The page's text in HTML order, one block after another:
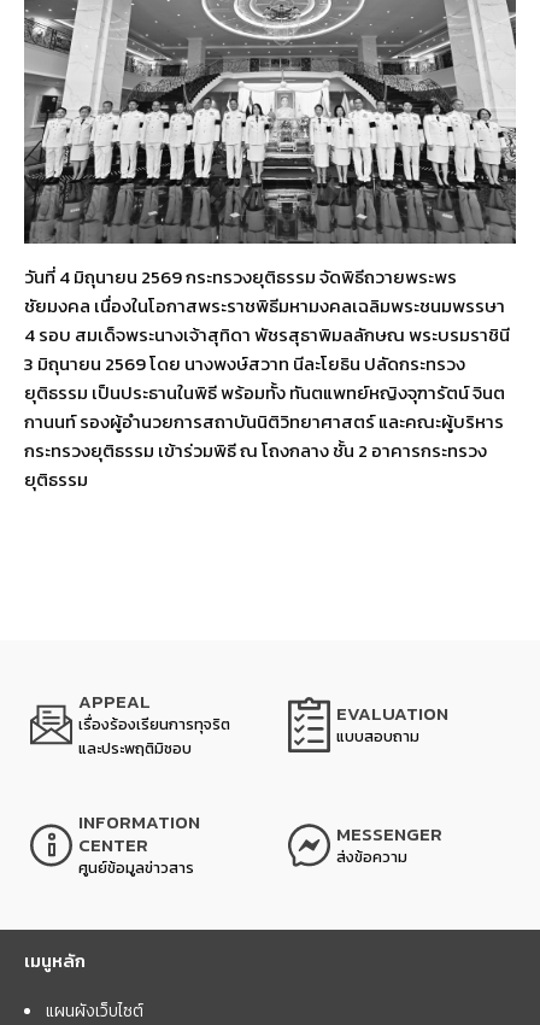
วันที่ 4 มิถุนายน 2569 กระทรวงยุติธรรม จัดพิธีถวายพระพร
ชัยมงคล เนื่องในโอกาสพระราชพิธีมหามงคลเฉลิมพระชนมพรรษา
4 รอบ สมเด็จพระนางเจ้าสุทิดา พัชรสุธาพิมลลักษณ พระบรมราชินี
3 มิถุนายน 2569 โดย นางพงษ์สวาท นีละโยธิน ปลัดกระทรวง
ยุติธรรม เป็นประธานในพิธี พร้อมทั้ง ทันตแพทย์หญิงจุฑารัตน์ จินต
กานนท์ รองผู้อำนวยการสถาบันนิติวิทยาศาสตร์ และคณะผู้บริหาร
กระทรวงยุติธรรม เข้าร่วมพิธี ณ โถงกลาง ชั้น 2 อาคารกระทรวง
ยุติธรรม
APPEAL
เรื่องร้องเรียนการทุจริต
และประพฤติมิชอบ
EVALUATION
แบบสอบถาม
INFORMATION
CENTER
ศูนย์ข้อมูลข่าวสาร
MESSENGER
ส่งข้อความ
เมนูหลัก
แผนผังเว็บไซต์